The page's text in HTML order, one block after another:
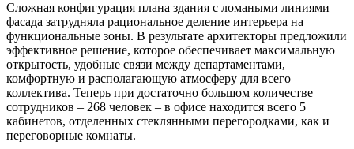
Сложная конфигурация плана здания с ломаными линиями
фасада затрудняла рациональное деление интерьера на
функциональные зоны. В результате архитекторы предложили
эффективное решение, которое обеспечивает максимальную
открытость, удобные связи между департаментами,
комфортную и располагающую атмосферу для всего
коллектива. Теперь при достаточно большом количестве
сотрудников – 268 человек – в офисе находится всего 5
кабинетов, отделенных стеклянными перегородками, как и
переговорные комнаты.